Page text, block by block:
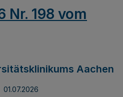
Nr. 198 vom
Aachen
01.07.2026